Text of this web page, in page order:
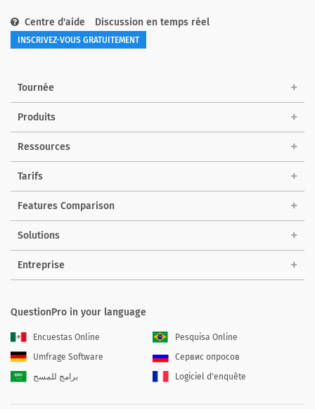
Centre d'aide Discussion en temps réel
INSCRIVEZ-VOUS GRATUITEMENT
Tournée
Produits
Ressources
Tarifs
Features Comparison
Solutions
Entreprise
QuestionPro in your language
Encuestas Online
Pesquisa Online
Umfrage Software
Сервис опросов
برامج للمسح
Logiciel d'enquête